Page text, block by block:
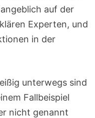
auf der
Experten, und
in der
unterwegs sind
Fallbeispiel
nicht genannt